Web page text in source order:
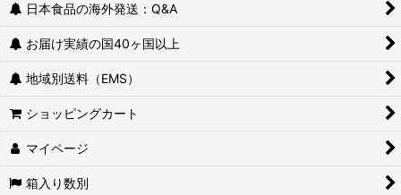
カップラーメン・インスタントラーメン
かんたん料理の素
調味料
パスタソース
レトルトカレー・シチュールウ
日本食品の海外発送：Q&A
お届け実績の国40ヶ国以上
地域別送料（EMS）
ショッピングカート
マイページ
箱入り数別